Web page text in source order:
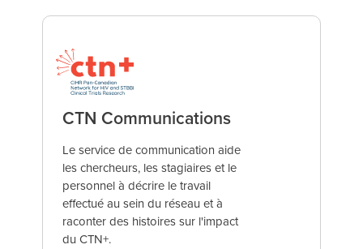
CTN Communications
Le service de communication aide
les chercheurs, les stagiaires et le
personnel à décrire le travail
effectué au sein du réseau et à
raconter des histoires sur l'impact
du CTN+.